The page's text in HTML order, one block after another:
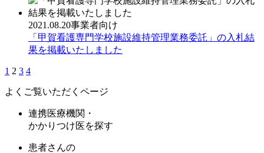
2021.08.20事業者向け
「甲賀看護専門学校施設維持管理業務委託」の入札結
果を掲載いたしました
1 2 3 4
よくご覧いただくページ
連携医療機関・
かかりつけ医を探す
患者さんの